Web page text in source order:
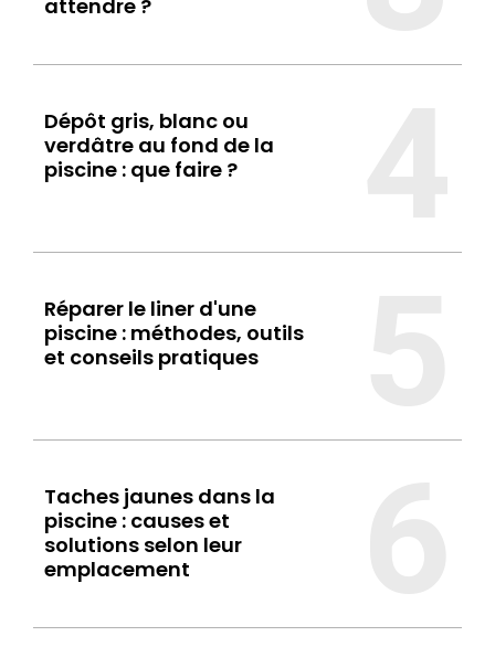
attendre ?
Dépôt gris, blanc ou
verdâtre au fond de la
piscine : que faire ?
Réparer le liner d'une
piscine : méthodes, outils
et conseils pratiques
Taches jaunes dans la
piscine : causes et
solutions selon leur
emplacement